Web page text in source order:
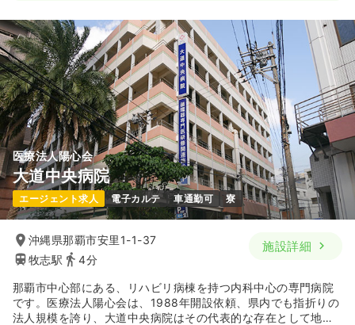
医療法人陽心会
大道中央病院
エージェント求人 電子カルテ 車通勤可 寮
沖縄県那覇市安里1-1-37
牧志駅
4分
施設詳細
那覇市中心部にある、リハビリ病棟を持つ内科中心の専門病院
です。医療法人陽心会は、1988年開設依頼、県内でも指折りの
法人規模を誇り、大道中央病院はその代表的な存在として地域